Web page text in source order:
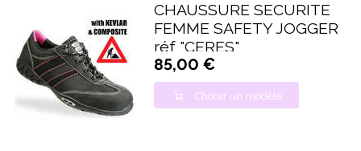
CHAUSSURE SECURITE
FEMME SAFETY JOGGER
réf "CERES"
85,00 €
Choisir un modèle